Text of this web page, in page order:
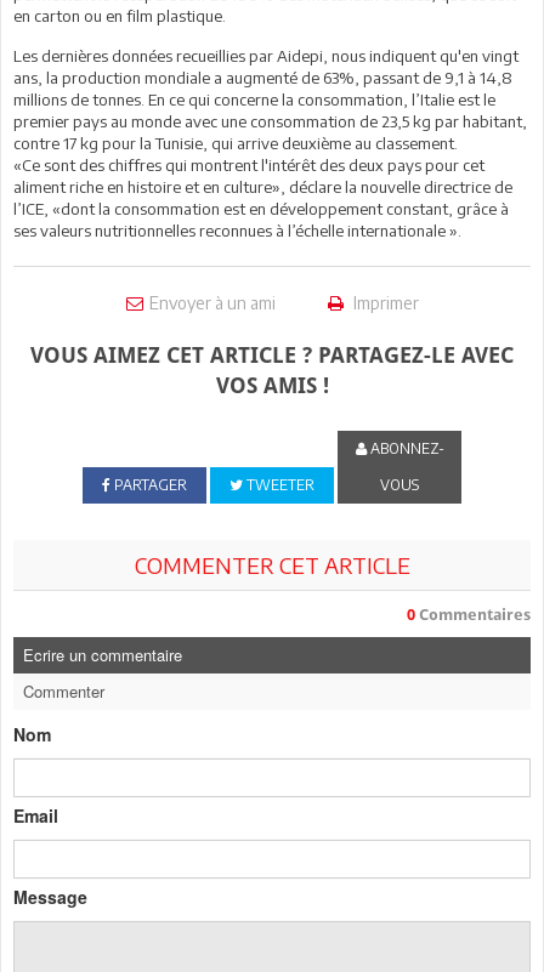
en carton ou en film plastique.
Les dernières données recueillies par Aidepi, nous indiquent qu'en vingt
ans, la production mondiale a augmenté de 63%, passant de 9,1 à 14,8
millions de tonnes. En ce qui concerne la consommation, l’Italie est le
premier pays au monde avec une consommation de 23,5 kg par habitant,
contre 17 kg pour la Tunisie, qui arrive deuxième au classement.
«Ce sont des chiffres qui montrent l'intérêt des deux pays pour cet
aliment riche en histoire et en culture», déclare la nouvelle directrice de
l’ICE, «dont la consommation est en développement constant, grâce à
ses valeurs nutritionnelles reconnues à l’échelle internationale ».
Envoyer à un ami Imprimer
VOUS AIMEZ CET ARTICLE ? PARTAGEZ-LE AVEC
VOS AMIS !
PARTAGER TWEETER
ABONNEZ-
VOUS
COMMENTER CET ARTICLE
0 Commentaires
Ecrire un commentaire
Commenter
Nom
Email
Message